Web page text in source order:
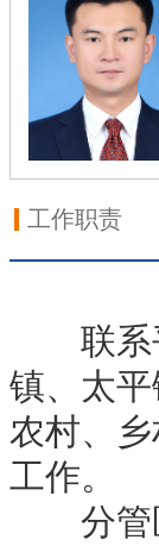
工作职责
联系平
镇、太
农村、
工作。
分管区